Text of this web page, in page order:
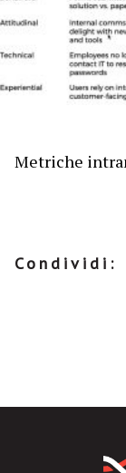
Metriche
Condividi: